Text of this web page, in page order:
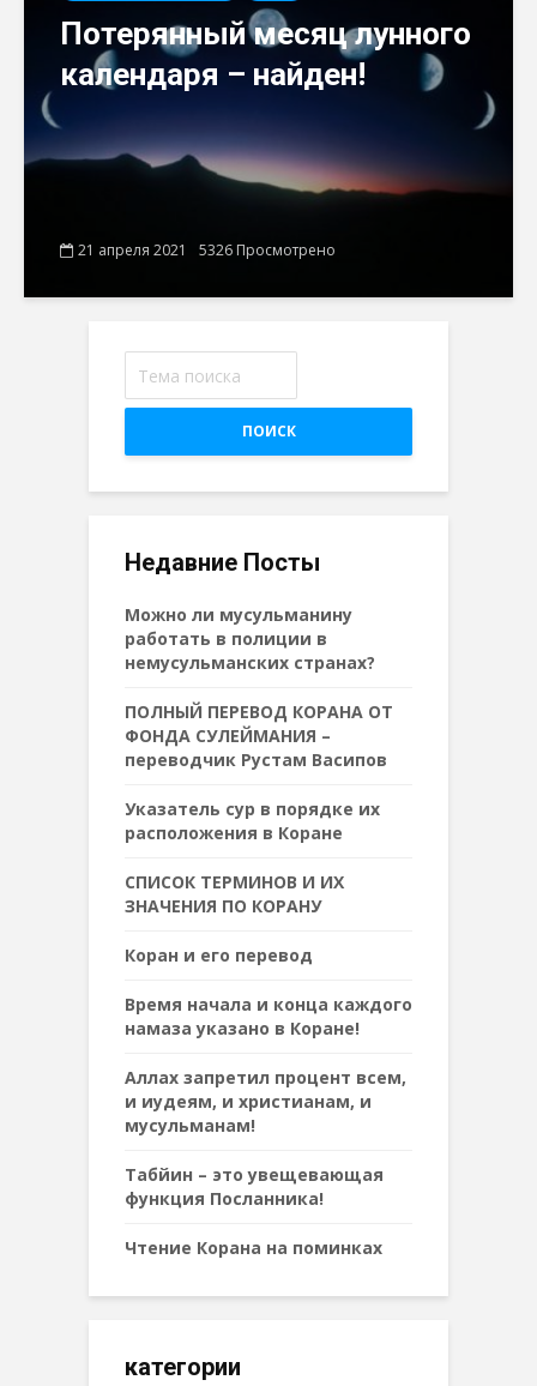
Потерянный месяц лунного
календаря – найден!
21 апреля 2021 5326 Просмотрено
ПОИСК
Недавние Посты
Можно ли мусульманину
работать в полиции в
немусульманских странах?
ПОЛНЫЙ ПЕРЕВОД КОРАНА ОТ
ФОНДА СУЛЕЙМАНИЯ –
переводчик Рустам Васипов
Указатель сур в порядке их
расположения в Коране
СПИСОК ТЕРМИНОВ И ИХ
ЗНАЧЕНИЯ ПО КОРАНУ
Коран и его перевод
Время начала и конца каждого
намаза указано в Коране!
Аллах запретил процент всем,
и иудеям, и христианам, и
мусульманам!
Табйин – это увещевающая
функция Посланника!
Чтение Корана на поминках
категории